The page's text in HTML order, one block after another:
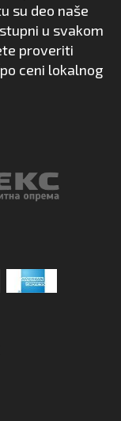
su deo naše
u svakom
proveriti
ceni lokalnog